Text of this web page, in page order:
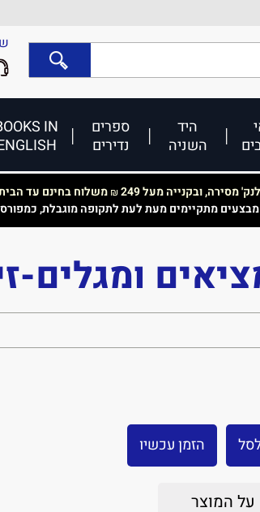
היד
השניה
ספרים
נדירים
IN
לנק' מסירה, ובקנייה מעל 249 ₪משלוח בחינם עד
מתקיימים מעת לעת לתקופה מוגבלת,
ומגלים-
הזמן עכשיו
על המוצר